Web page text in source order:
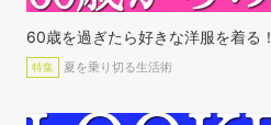
60歳を過ぎたら好きな洋服を着る！
特集 夏を乗り切る生活術